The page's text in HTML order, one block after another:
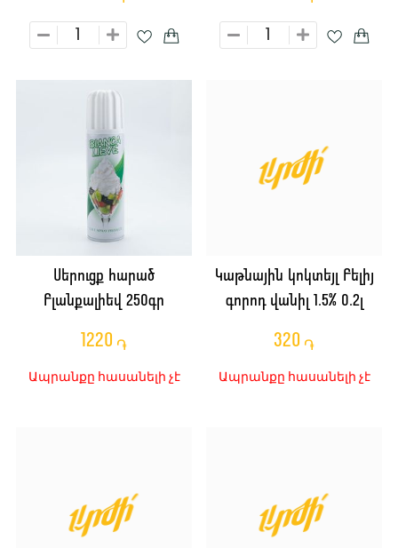
Սերուցք հարած
Բլանքալիեվ 250գր
1220 ֏
Ապրանքը հասանելի չէ
Կաթնային կոկտեյլ Բելիյ
գորոդ վանիլ 1.5% 0.2լ
320 ֏
Ապրանքը հասանելի չէ